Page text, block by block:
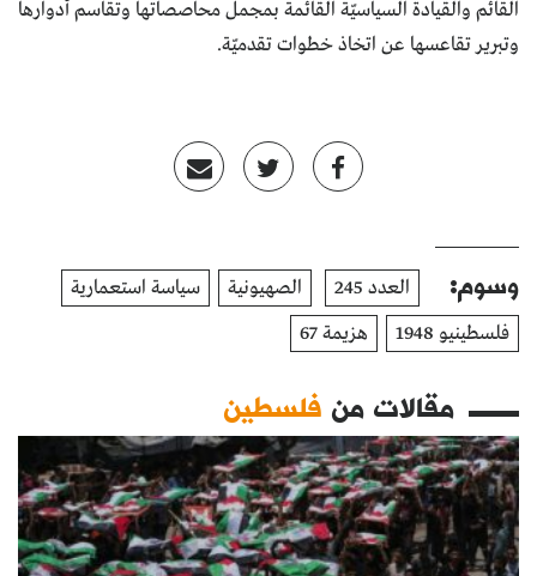
القائم والقيادة السياسيّة القائمة بمجمل محاصصاتها وتقاسم أدوارها
وتبرير تقاعسها عن اتخاذ خطوات تقدميّة.
وسوم: العدد 245 الصهيونية
سياسة استعمارية
فلسطينيو 1948
هزيمة 67
مقالات من فلسطين